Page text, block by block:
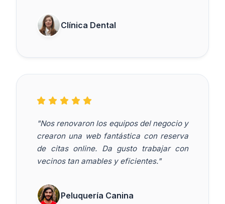
Clínica Dental
"Nos renovaron los equipos del negocio y
crearon una web fantástica con reserva
de citas online. Da gusto trabajar con
vecinos tan amables y eficientes."
Peluquería Canina